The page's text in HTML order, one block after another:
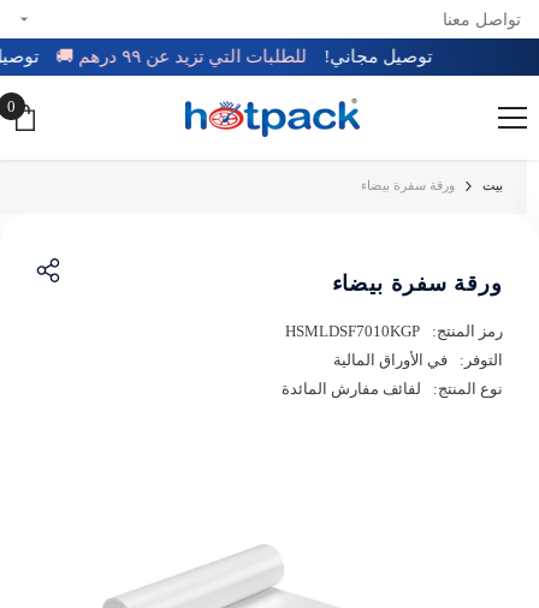
تخطي إلى المحتوى
تواصل معنا
توصيل مجاني! للطلبات التي تزيد عن ٩٩ درهم 🚚
0
0
بيت ورقة سفرة بيضاء
ورقة سفرة بيضاء
رمز المنتج:
HSMLDSF7010KGP
التوفر:
في الأوراق المالية
نوع المنتج:
لفائف مفارش المائدة